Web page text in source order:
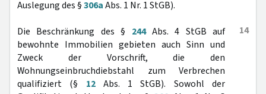
Auslegung des §306aAbs. 1 Nr. 1 StGB).
14
Die Beschränkung des § 244Abs. 4 StGB auf
bewohnte Immobilien gebieten auch Sinn und
Zweck der Vorschrift, die den
Wohnungseinbruchdiebstahl zum Verbrechen
qualifiziert (§ 12Abs. 1 StGB). Sowohl der